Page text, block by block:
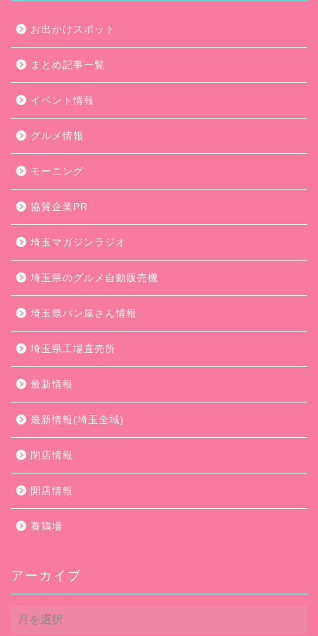
お出かけスポット
まとめ記事一覧
イベント情報
グルメ情報
モーニング
協賛企業PR
埼玉マガジンラジオ
埼玉県のグルメ自動販売機
埼玉県パン屋さん情報
埼玉県工場直売所
最新情報
最新情報(埼玉全域)
閉店情報
開店情報
養鶏場
アーカイブ
ア
ー